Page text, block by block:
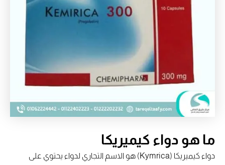
ما هو دواء كيميريكا
دواء كيميريكا (Kymrica) هو الاسم التجاري لدواء يحتوي على